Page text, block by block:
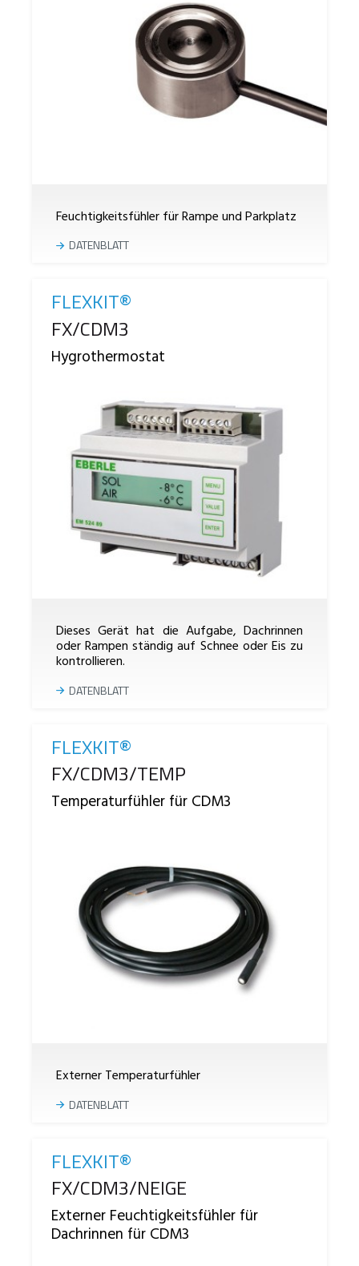
Feuchtigkeitsfühler für Rampe und Parkplatz
DATENBLATT
FLEXKIT®
Reference
FX/CDM3
Hygrothermostat
Dieses Gerät hat die Aufgabe, Dachrinnen
oder Rampen ständig auf Schnee oder Eis zu
kontrollieren.
DATENBLATT
FLEXKIT®
Reference
FX/CDM3/TEMP
Temperaturfühler für CDM3
Externer Temperaturfühler
DATENBLATT
FLEXKIT®
Reference
FX/CDM3/NEIGE
Externer Feuchtigkeitsfühler für
Dachrinnen für CDM3